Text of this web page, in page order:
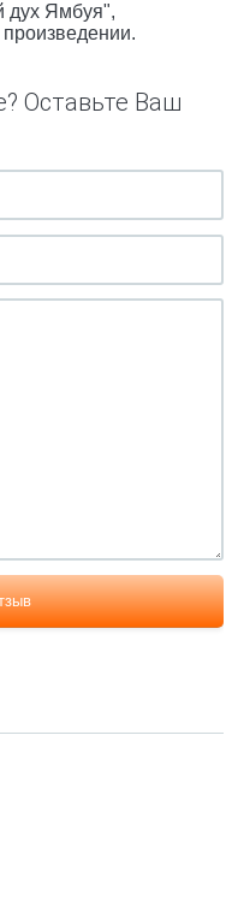
дух Ямбуя",
Оставьте Ваш